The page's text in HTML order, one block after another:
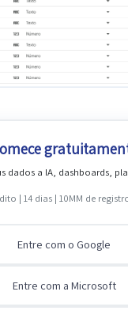
dados a IA, dashboards,
| 14 dias | 10MM de
Entre com o Google
Entre com a Microsoft